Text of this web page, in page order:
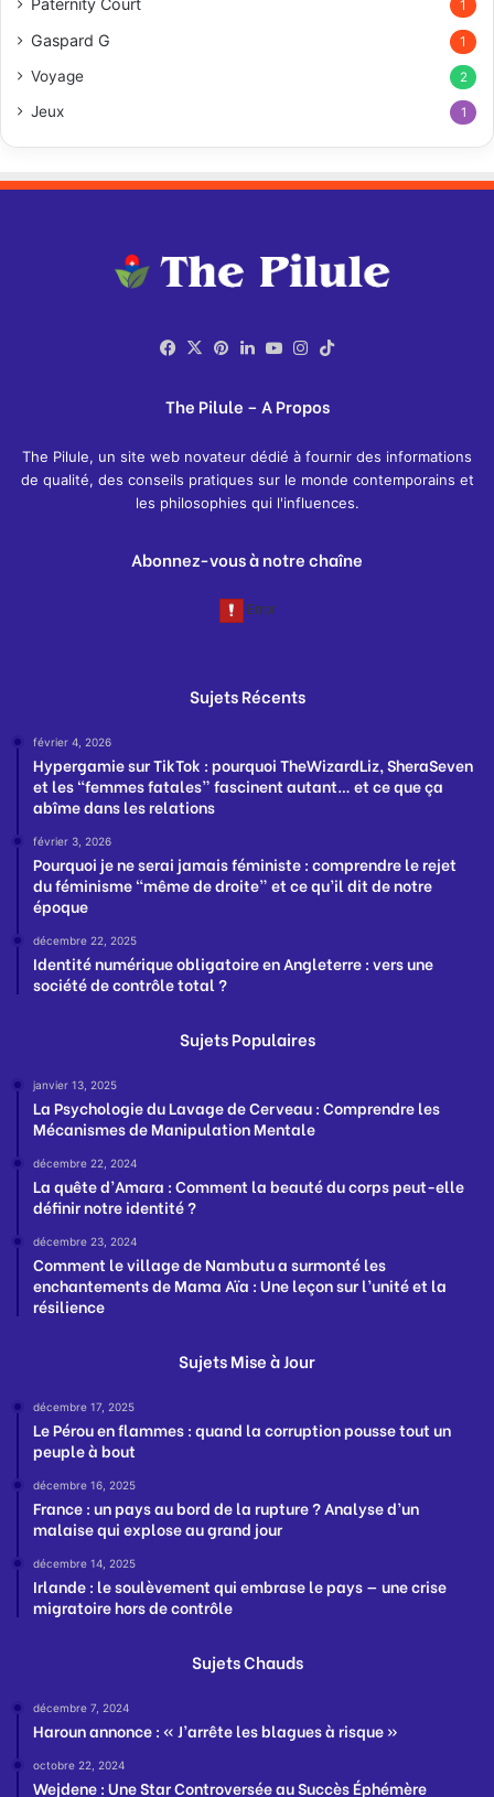
Paternity Court 1
Gaspard G 1
Voyage 2
Jeux 1
Facebook
X Pinterest
Linkedin
YouTubeInstagram
The Pilule – A Propos
The Pilule, un site web novateur dédié à fournir des informations
de qualité, des conseils pratiques sur le monde contemporains et
les philosophies qui l'influences.
Abonnez-vous à notre chaîne
Sujets Récents
février 4, 2026
Hypergamie sur TikTok : pourquoi TheWizardLiz, SheraSeven
et les “femmes fatales” fascinent autant… et ce que ça
abîme dans les relations
février 3, 2026
Pourquoi je ne serai jamais féministe : comprendre le rejet
du féminisme “même de droite” et ce qu’il dit de notre
époque
décembre 22, 2025
Identité numérique obligatoire en Angleterre : vers une
société de contrôle total ?
Sujets Populaires
janvier 13, 2025
La Psychologie du Lavage de Cerveau : Comprendre les
Mécanismes de Manipulation Mentale
décembre 22, 2024
La quête d’Amara : Comment la beauté du corps peut-elle
définir notre identité ?
décembre 23, 2024
Comment le village de Nambutu a surmonté les
enchantements de Mama Aïa : Une leçon sur l’unité et la
résilience
Sujets Mise à Jour
décembre 17, 2025
Le Pérou en flammes : quand la corruption pousse tout un
peuple à bout
décembre 16, 2025
France : un pays au bord de la rupture ? Analyse d’un
malaise qui explose au grand jour
décembre 14, 2025
Irlande : le soulèvement qui embrase le pays — une crise
migratoire hors de contrôle
Sujets Chauds
décembre 7, 2024
Haroun annonce : « J’arrête les blagues à risque »
octobre 22, 2024
Wejdene : Une Star Controversée au Succès Éphémère